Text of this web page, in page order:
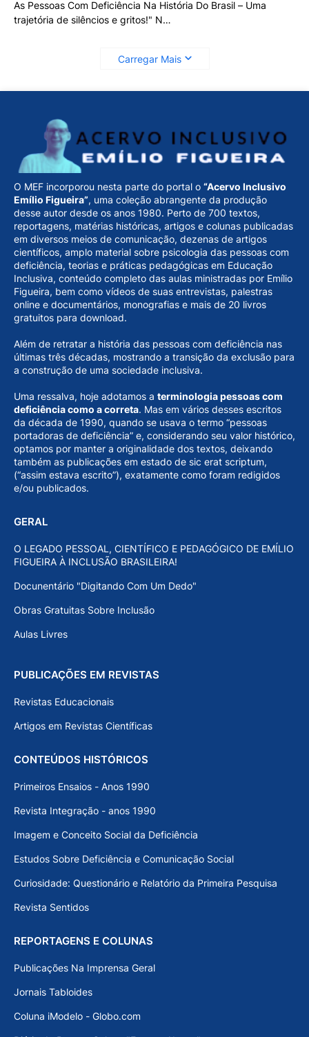
As Pessoas Com Deficiência Na História Do Brasil – Uma
trajetória de silêncios e gritos!" N…
Carregar Mais
O MEF incorporou nesta parte do portal o “Acervo Inclusivo
Emílio Figueira”, uma coleção abrangente da produção
desse autor desde os anos 1980. Perto de 700 textos,
reportagens, matérias históricas, artigos e colunas publicadas
em diversos meios de comunicação, dezenas de artigos
científicos, amplo material sobre psicologia das pessoas com
deficiência, teorias e práticas pedagógicas em Educação
Inclusiva, conteúdo completo das aulas ministradas por Emílio
Figueira, bem como vídeos de suas entrevistas, palestras
online e documentários, monografias e mais de 20 livros
gratuitos para download.
Além de retratar a história das pessoas com deficiência nas
últimas três décadas, mostrando a transição da exclusão para
a construção de uma sociedade inclusiva.
Uma ressalva, hoje adotamos a terminologia pessoas com
deficiência como a correta. Mas em vários desses escritos
da década de 1990, quando se usava o termo “pessoas
portadoras de deficiência” e, considerando seu valor histórico,
optamos por manter a originalidade dos textos, deixando
também as publicações em estado de sic erat scriptum,
(“assim estava escrito”), exatamente como foram redigidos
e/ou publicados.
GERAL
O LEGADO PESSOAL, CIENTÍFICO E PEDAGÓGICO DE EMÍLIO
FIGUEIRA À INCLUSÃO BRASILEIRA!
Docunentário "Digitando Com Um Dedo"
Obras Gratuitas Sobre Inclusão
Aulas Livres
PUBLICAÇÕES EM REVISTAS
Revistas Educacionais
Artigos em Revistas Científicas
CONTEÚDOS HISTÓRICOS
Primeiros Ensaios - Anos 1990
Revista Integração - anos 1990
Imagem e Conceito Social da Deficiência
Estudos Sobre Deficiência e Comunicação Social
Curiosidade: Questionário e Relatório da Primeira Pesquisa
Revista Sentidos
REPORTAGENS E COLUNAS
Publicações Na Imprensa Geral
Jornais Tabloides
Coluna iModelo - Globo.com